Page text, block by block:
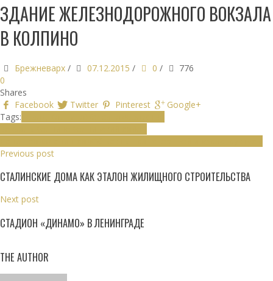
ЗДАНИЕ ЖЕЛЕЗНОДОРОЖНОГО ВОКЗАЛА
В КОЛПИНО
Брежневарх / 07.12.2015 / 0 /
776
0
Shares
Facebook
Twitter Pinterest
Google+
Tags:
Previous post
СТАЛИНСКИЕ ДОМА КАК ЭТАЛОН ЖИЛИЩНОГО СТРОИТЕЛЬСТВА
Next post
СТАДИОН «ДИНАМО» В ЛЕНИНГРАДЕ
THE AUTHOR